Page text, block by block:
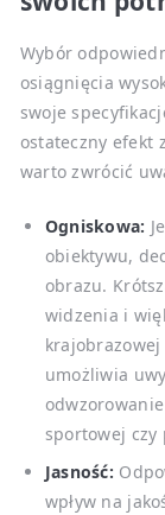
Wybór
osiągnięcia
swoje
ostateczny efekt
warto zwrócić
Ogniskowa:
obiektywu,
obrazu.
widzenia i
umożliwia
sportowej
Jasność:
wpływ na